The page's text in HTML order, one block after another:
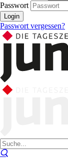
Passwort
Login
Passwort vergessen?